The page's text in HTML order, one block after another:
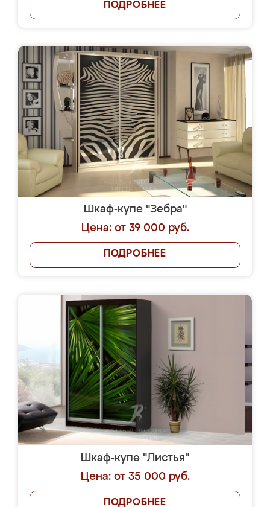
ПОДРОБНЕЕ
Шкаф-купе "Зебра"
Цена: от 39 000 руб.
ПОДРОБНЕЕ
Шкаф-купе "Листья"
Цена: от 35 000 руб.
ПОДРОБНЕЕ